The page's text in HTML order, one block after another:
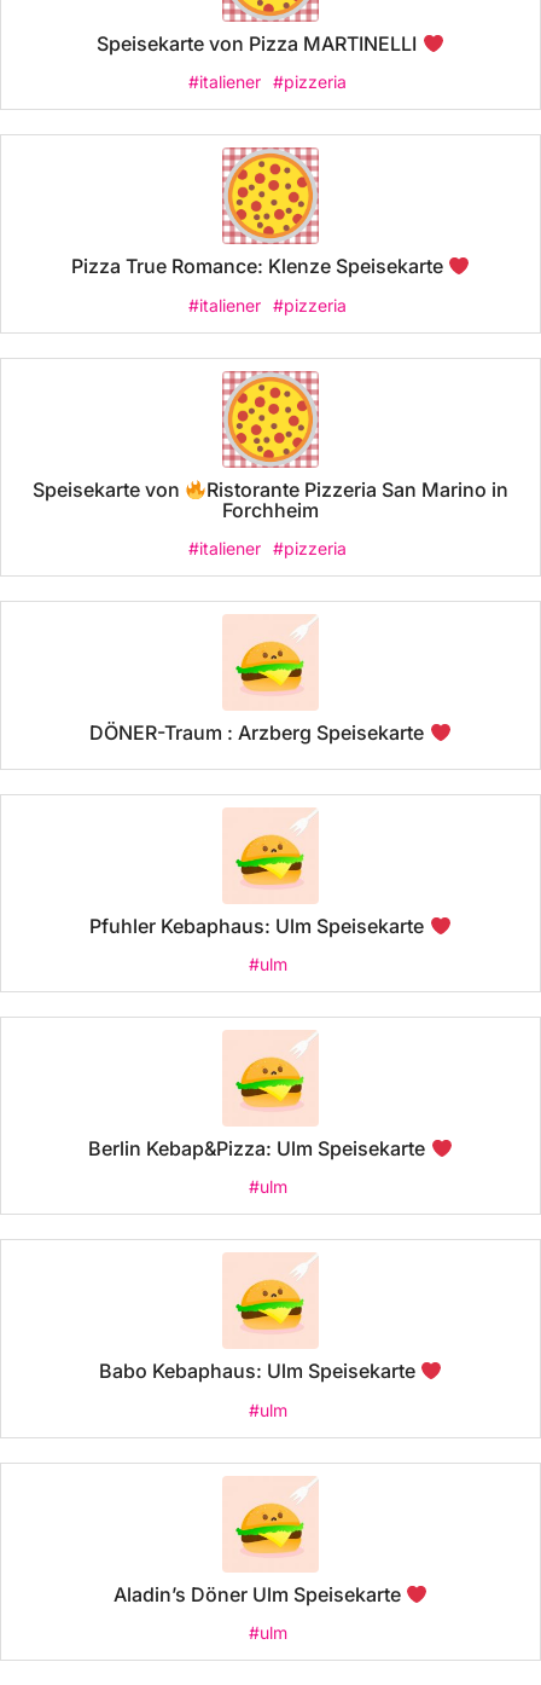
Speisekarte von Pizza MARTINELLI
#italiener #pizzeria
Pizza True Romance: Klenze Speisekarte
#italiener #pizzeria
Speisekarte von
Ristorante Pizzeria San Marino in
Forchheim
#italiener #pizzeria
DÖNER-Traum : Arzberg Speisekarte
Pfuhler Kebaphaus: Ulm Speisekarte
#ulm
Berlin Kebap&Pizza: Ulm Speisekarte
#ulm
Babo Kebaphaus: Ulm Speisekarte
#ulm
Aladin’s Döner Ulm Speisekarte
#ulm